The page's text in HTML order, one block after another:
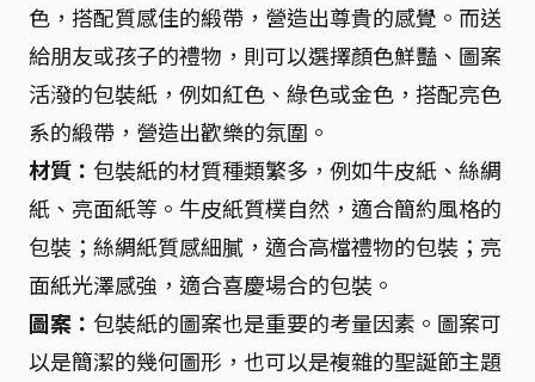
色，搭配質感佳的緞帶，營造出尊貴的感覺。而送
給朋友或孩子的禮物，則可以選擇顏色鮮豔、圖案
活潑的包裝紙，例如紅色、綠色或金色，搭配亮色
系的緞帶，營造出歡樂的氛圍。
材質： 包裝紙的材質種類繁多，例如牛皮紙、絲綢
紙、亮面紙等。牛皮紙質樸自然，適合簡約風格的
包裝；絲綢紙質感細膩，適合高檔禮物的包裝；亮
面紙光澤感強，適合喜慶場合的包裝。
圖案： 包裝紙的圖案也是重要的考量因素。圖案可
以是簡潔的幾何圖形，也可以是複雜的聖誕節主題